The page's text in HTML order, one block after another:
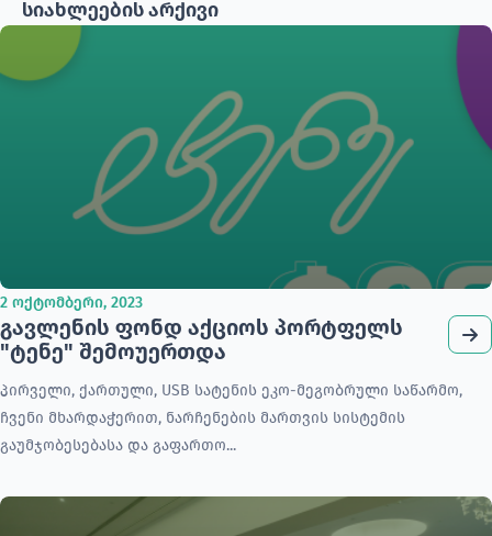
სიახლეების არქივი
2 ოქტომბერი, 2023
გავლენის ფონდ აქციოს პორტფელს
"ტენე" შემოუერთდა
პირველი, ქართული, USB სატენის ეკო-მეგობრული საწარმო,
ჩვენი მხარდაჭერით, ნარჩენების მართვის სისტემის
გაუმჯობესებასა და გაფართო...